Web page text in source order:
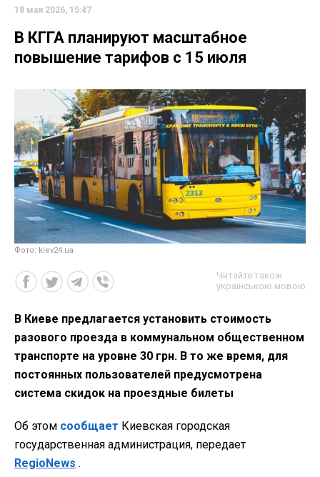
18 мая 2026, 15:47
В КГГА планируют масштабное
повышение тарифов с 15 июля
Фото: kiev24.ua
Читайте також
українською мовою
В Киеве предлагается установить стоимость
разового проезда в коммунальном общественном
транспорте на уровне 30 грн. В то же время, для
постоянных пользователей предусмотрена
система скидок на проездные билеты
Об этом сообщает Киевская городская
государственная администрация, передает
RegioNews .